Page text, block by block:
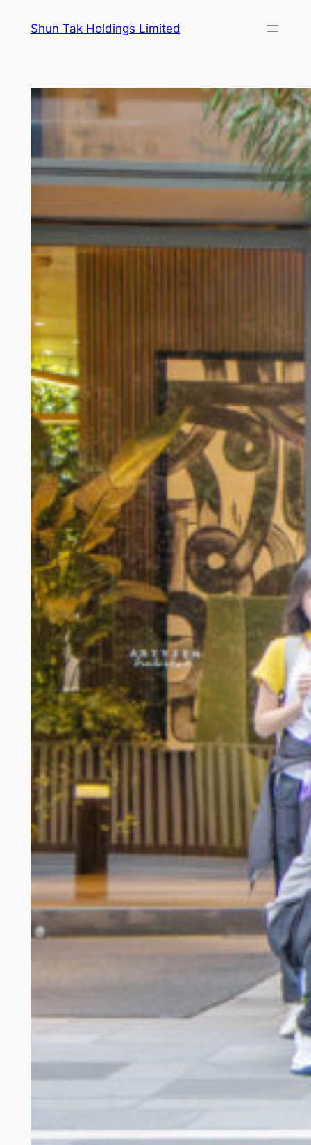
Shun Tak Holdings Limited